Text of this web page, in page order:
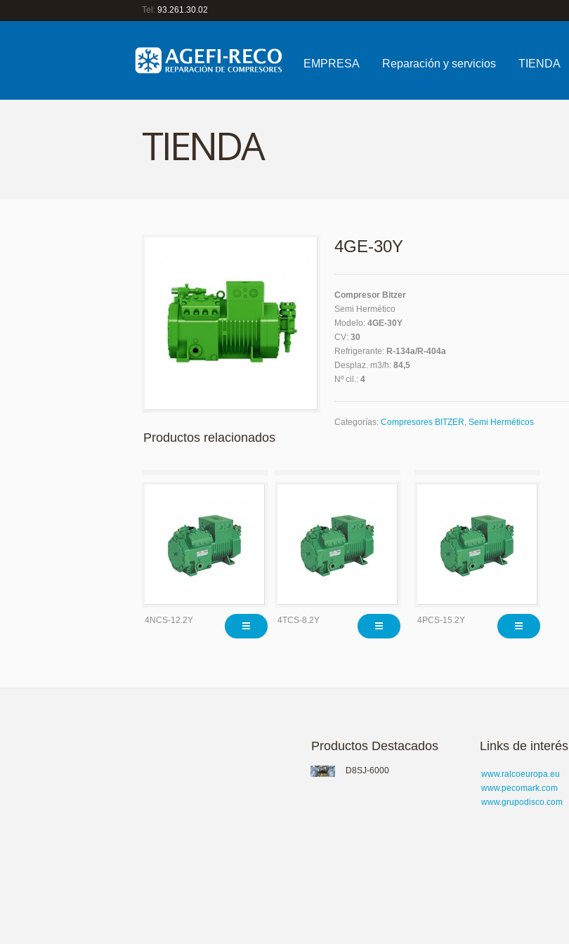
Tel: 93.261.30.02
EMPRESA Reparación y servicios TIENDA
TIENDA
4GE-30Y
Compresor Bitzer
Semi Hermético
Modelo: 4GE-30Y
CV: 30
Refrigerante: R-134a/R-404a
Desplaz. m3/h: 84,5
Nº cil.: 4
Categorías: Compresores BITZER, Semi Herméticos
Productos relacionados
4NCS-12.2Y 4TCS-8.2Y 4PCS-15.2Y
Productos Destacados
D8SJ-6000
Links de interés
www.ralcoeuropa.eu
www.pecomark.com
www.grupodisco.com